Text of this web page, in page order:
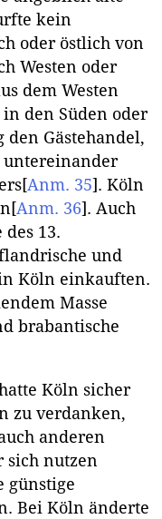
kein
oder östlich von
Westen oder
dem Westen
den Süden oder
den Gästehandel,
untereinander
[Anm. 35] . Köln
[Anm. 36] . Auch
13.
und
Köln einkauften.
Masse
brabantische
Köln sicher
zu verdanken,
anderen
sich nutzen
günstige
Bei Köln änderte